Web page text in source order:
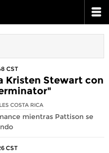
CST
Kristen Stewart con
COSTA RICA
mientras Pattison se
CST